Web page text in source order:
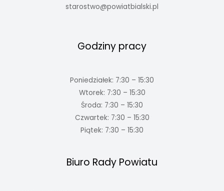
starostwo@powiatbialski.pl
Godziny pracy
Poniedziałek: 7:30 – 15:30
Wtorek: 7:30 – 15:30
Środa: 7:30 – 15:30
Czwartek: 7:30 – 15:30
Piątek: 7:30 – 15:30
Biuro Rady Powiatu